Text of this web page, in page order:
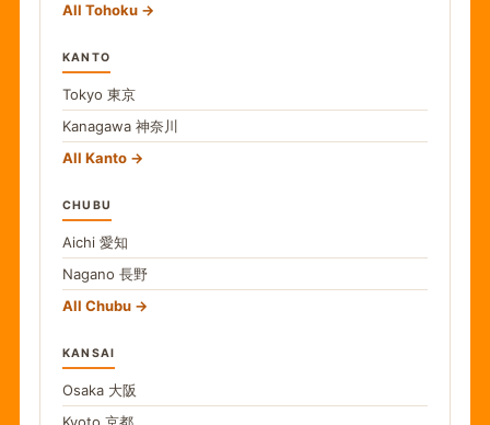
All Tohoku
KANTO
Tokyo 東京
Kanagawa 神奈川
All Kanto
CHUBU
Aichi 愛知
Nagano 長野
All Chubu
KANSAI
Osaka 大阪